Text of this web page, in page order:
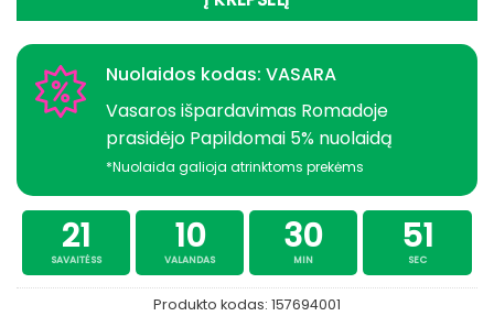
Nuolaidos kodas: VASARA
Vasaros išpardavimas Romadoje
prasidėjo Papildomai 5% nuolaidą
*Nuolaida galioja atrinktoms prekėms
21
SAVAITĖSS
10
VALANDAS
30
MIN
51
SEC
Produkto kodas: 157694001